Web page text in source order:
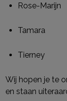
Rose-Marijn
Tamara
Tierney
Wij hopen je te
en staan